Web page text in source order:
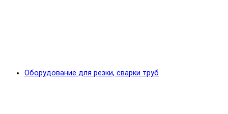
Оборудование для резки, сварки труб